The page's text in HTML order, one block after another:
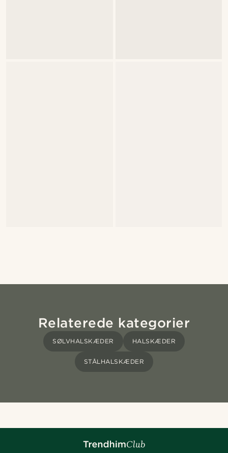
Relaterede kategorier
SØLVHALSKÆDER HALSKÆDER
STÅLHALSKÆDER